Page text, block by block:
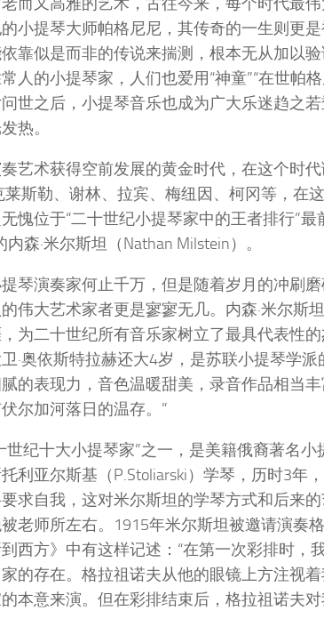
小提琴大师帕格尼尼，其传奇的一生则更
靠似是而非的传说来揣测，根本无从加以
人的小提琴家，人们也爱用“神童”“在世帕
世之后，小提琴音乐也成为广大乐迷趋之
热。
艺术获得空前发展的黄金时代，在这个时
莱斯勒、谢林、拉宾、梅纽因、柯冈等，在
愧位于“二十世纪小提琴家中的王者排行”
森·米尔斯坦（Nathan Milstein）。
琴演奏家何止千万，但是随着岁月的冲刷
伟大艺术家者更是寥寥无几。内森·米尔斯
为二十世纪所有音乐家树立了最具代表性
·奥依斯特拉赫还大4岁，是苏联小提琴学
的表现力，音色温暖甜美，录音作品相当
尔加河落日的温存。”
世纪十大小提琴家”之一，是美籍俄裔著名
利亚尔斯基（P.Stoliarski）学琴，历时3年
求自我，这对米尔斯坦的学琴方式和后来
老师所左右。1915年米尔斯坦被邀请演奏
西方》中有这样记述：“在第一次彩排时
的存在。格拉祖诺夫从他的眼镜上方注视
本意来演。但在彩排结束后，格拉祖诺夫